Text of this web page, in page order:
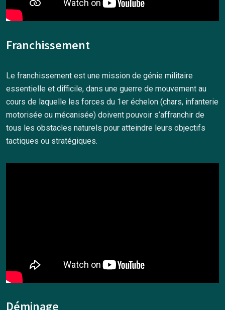
Franchissement
Le franchissement est une mission de génie militaire
essentielle et difficile, dans une guerre de mouvement au
cours de laquelle les forces du 1er échelon (chars, infanterie
motorisée ou mécanisée) doivent pouvoir s’affranchir de
tous les obstacles naturels pour atteindre leurs objectifs
tactiques ou stratégiques.
Déminage